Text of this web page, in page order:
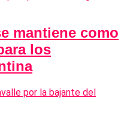
mantiene como
los